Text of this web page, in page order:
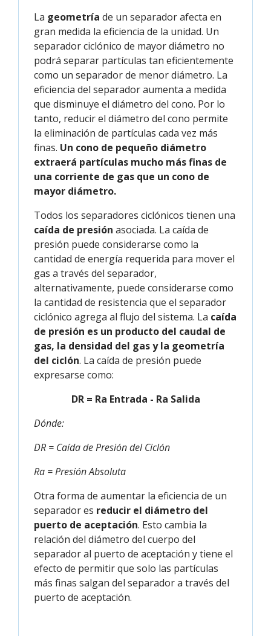
La geometría de un separador afecta en
gran medida la eficiencia de la unidad. Un
separador ciclónico de mayor diámetro no
podrá separar partículas tan eficientemente
como un separador de menor diámetro. La
eficiencia del separador aumenta a medida
que disminuye el diámetro del cono. Por lo
tanto, reducir el diámetro del cono permite
la eliminación de partículas cada vez más
finas. Un cono de pequeño diámetro
extraerá partículas mucho más finas de
una corriente de gas que un cono de
mayor diámetro.
Todos los separadores ciclónicos tienen una
caída de presión asociada. La caída de
presión puede considerarse como la
cantidad de energía requerida para mover el
gas a través del separador,
alternativamente, puede considerarse como
la cantidad de resistencia que el separador
ciclónico agrega al flujo del sistema. La caída
de presión es un producto del caudal de
gas, la densidad del gas y la geometría
del ciclón. La caída de presión puede
expresarse como:
DR = Ra Entrada - Ra Salida
Dónde:
DR = Caída de Presión del Ciclón
Ra = Presión Absoluta
Otra forma de aumentar la eficiencia de un
separador es reducir el diámetro del
puerto de aceptación. Esto cambia la
relación del diámetro del cuerpo del
separador al puerto de aceptación y tiene el
efecto de permitir que solo las partículas
más finas salgan del separador a través del
puerto de aceptación.